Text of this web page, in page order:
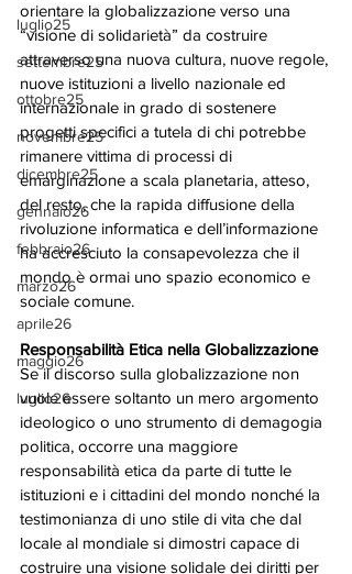
luglio25
settembre25
ottobre25
novembre25
dicembre25
gennaio26
febbraio26
marzo26
aprile26
maggio26
luglio26
orientare la globalizzazione verso una
“visione di solidarietà” da costruire
attraverso una nuova cultura, nuove regole,
nuove istituzioni a livello nazionale ed
internazionale in grado di sostenere
progetti specifici a tutela di chi potrebbe
rimanere vittima di processi di
emarginazione a scala planetaria, atteso,
del resto, che la rapida diffusione della
rivoluzione informatica e dell’informazione
ha accresciuto la consapevolezza che il
mondo è ormai uno spazio economico e
sociale comune.
Responsabilità Etica nella Globalizzazione
Se il discorso sulla globalizzazione non
vuole essere soltanto un mero argomento
ideologico o uno strumento di demagogia
politica, occorre una maggiore
responsabilità etica da parte di tutte le
istituzioni e i cittadini del mondo nonché la
testimonianza di uno stile di vita che dal
locale al mondiale si dimostri capace di
costruire una visione solidale dei diritti per